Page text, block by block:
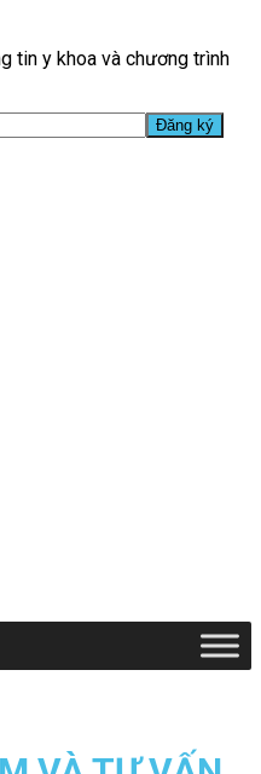
tin y khoa và chương trình